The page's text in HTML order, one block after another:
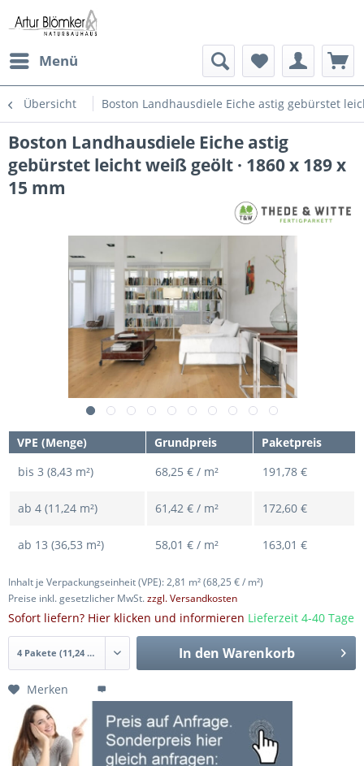
Menü
Übersicht Boston Landhausdiele Eiche astig gebürstet
Boston Landhausdiele Eiche astig
gebürstet leicht weiß geölt · 1860 x 189 x
15 mm
VPE (Menge) Grundpreis
Paketpreis
bis 3 (8,43 m²) 68,25 € / m² 191,78 €
ab 4 (11,24 m²) 61,42 € / m² 172,60 €
ab 13 (36,53 m²) 58,01 € / m² 163,01 €
Inhalt je Verpackungseinheit (VPE): 2,81 m²(68,25 € / m²)
Preise inkl. gesetzlicher MwSt.zzgl. Versandkosten
Sofort liefern? Hier klicken und informieren Lieferzeit 4-40 Tage
In den Warenkorb
Merken